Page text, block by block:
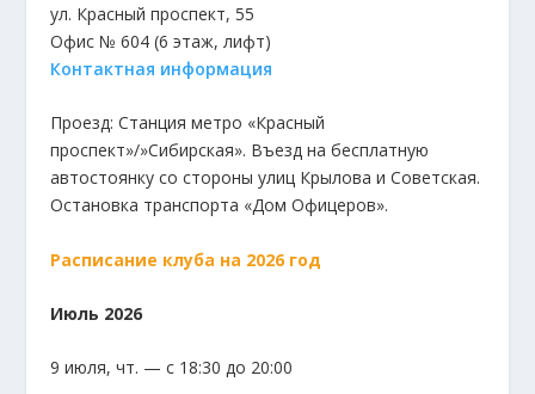
ул. Красный проспект, 55
Офис № 604 (6 этаж, лифт)
Контактная информация
Проезд: Станция метро «Красный
проспект»/»Сибирская». Въезд на бесплатную
автостоянку со стороны улиц Крылова и Советская.
Остановка транспорта «Дом Офицеров».
Расписание клуба на 2026 год
Июль 2026
9 июля, чт. — с 18:30 до 20:00